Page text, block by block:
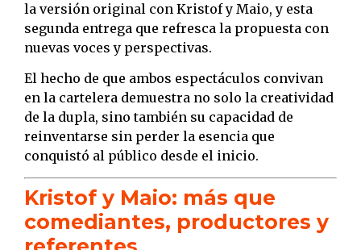
la versión original con Kristof y Maio, y esta
segunda entrega que refresca la propuesta con
nuevas voces y perspectivas.
El hecho de que ambos espectáculos convivan
en la cartelera demuestra no solo la creatividad
de la dupla, sino también su capacidad de
reinventarse sin perder la esencia que
conquistó al público desde el inicio.
Kristof y Maio: más que
comediantes, productores y